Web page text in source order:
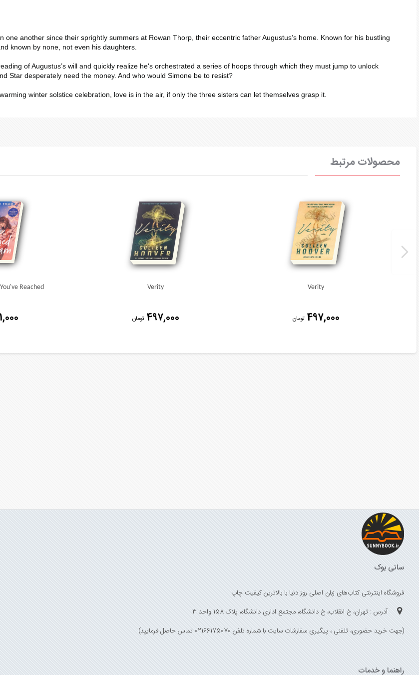
another since their sprightly summers at Rowan Thorp, their eccentric father Augustus’s home. Known for his bustling
known by none, not even his daughters.
of Augustus’s will and quickly realize he's orchestrated a series of hoops through which they must jump to unlock
Star desperately need the money. And who would Simone be to resist?
winter solstice celebration, love is in the air, if only the three sisters can let themselves grasp it.
محصولات مرتبط
Verity
497,000 تومان
Verity
497,000 تومان
Reached
سانی بوک
فروشگاه اینترنتی کتاب‌های زبان اصلی روز دنیا با بالاترین کیفیت چاپ
آدرس : تهران، خ انقلاب، خ دانشگاه، مجتمع اداری دانشگاه، پلاک 158 واحد 3
(جهت خرید حضوری، تلفنی ، پیگیری سفارشات سایت با شماره تلفن 02166175070 تماس حاصل فرمایید)
راهنما و خدمات